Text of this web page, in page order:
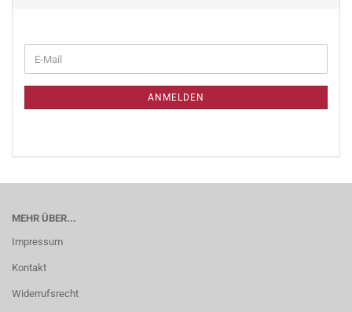
ANMELDEN
MEHR ÜBER...
Impressum
Kontakt
Widerrufsrecht